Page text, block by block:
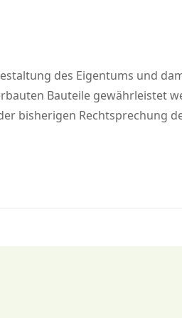
des Eigentums und
Bauteile gewährleistet
bisherigen Rechtsprechung